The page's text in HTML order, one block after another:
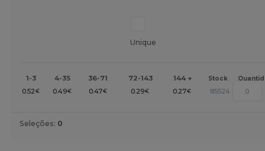
Unique
1-3 4-35 36-71 72-143 144 + Stock
0.52€ 0.49€ 0.47€ 0.29€ 0.27€ 85524
Seleções: 0